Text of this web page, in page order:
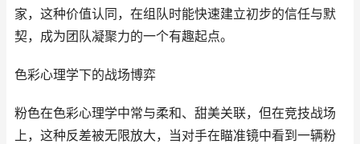
家，这种价值认同，在组队时能快速建立初步的信任与默
契，成为团队凝聚力的一个有趣起点。
色彩心理学下的战场博弈
粉色在色彩心理学中常与柔和、甜美关联，但在竞技战场
上，这种反差被无限放大，当对手在瞄准镜中看到一辆粉